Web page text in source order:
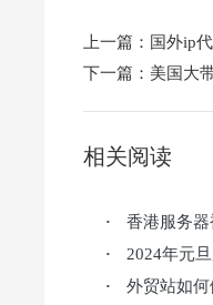
上一篇： 国外ip
下一篇： 美国大
相关阅读
· 香港服务
· 2024年元
· 外贸站如